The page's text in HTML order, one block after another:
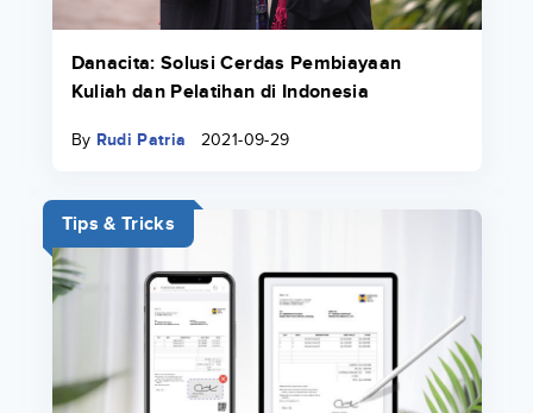
Danacita: Solusi Cerdas Pembiayaan
Kuliah dan Pelatihan di Indonesia
By Rudi Patria 2021-09-29
Tips & Tricks